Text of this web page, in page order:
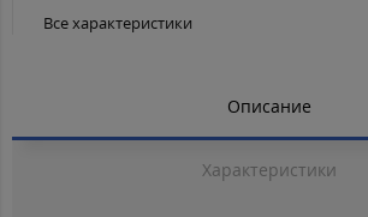
Все характеристики
Описание
Характеристики